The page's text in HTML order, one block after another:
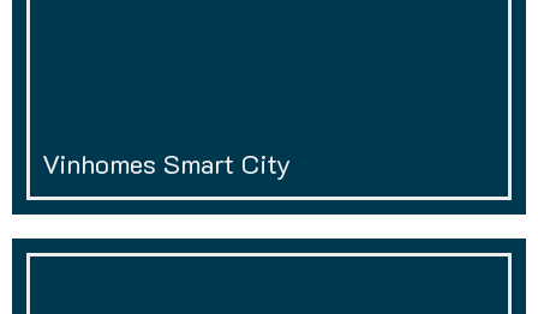
Vinhomes Smart City